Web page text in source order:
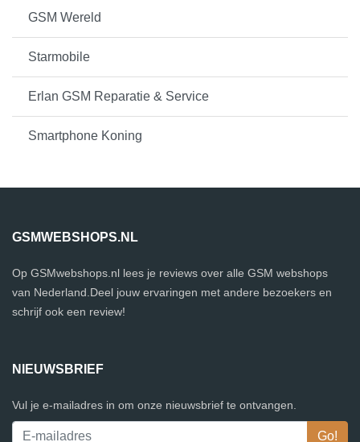
GSM Wereld
Starmobile
Erlan GSM Reparatie & Service
Smartphone Koning
GSMWEBSHOPS.NL
Op GSMwebshops.nl lees je reviews over alle GSM webshops
van Nederland.Deel jouw ervaringen met andere bezoekers en
schrijf ook een review!
NIEUWSBRIEF
Vul je e-mailadres in om onze nieuwsbrief te ontvangen.